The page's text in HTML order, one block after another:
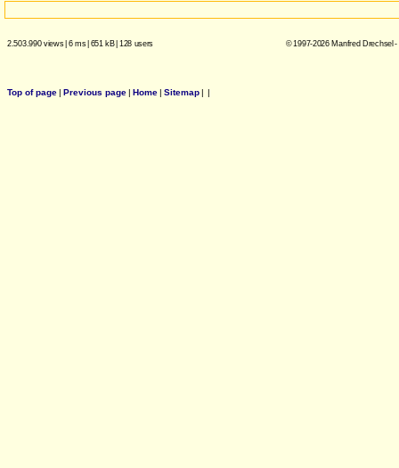
2.503.990 views| 6 ms| 651 kB| 128 users © 1997-2026 Manfred Drechsel
Top of page| Previous page| Home| Sitemap| |